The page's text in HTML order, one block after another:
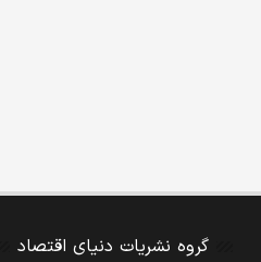
گروه نشریات دنیای اقتصاد